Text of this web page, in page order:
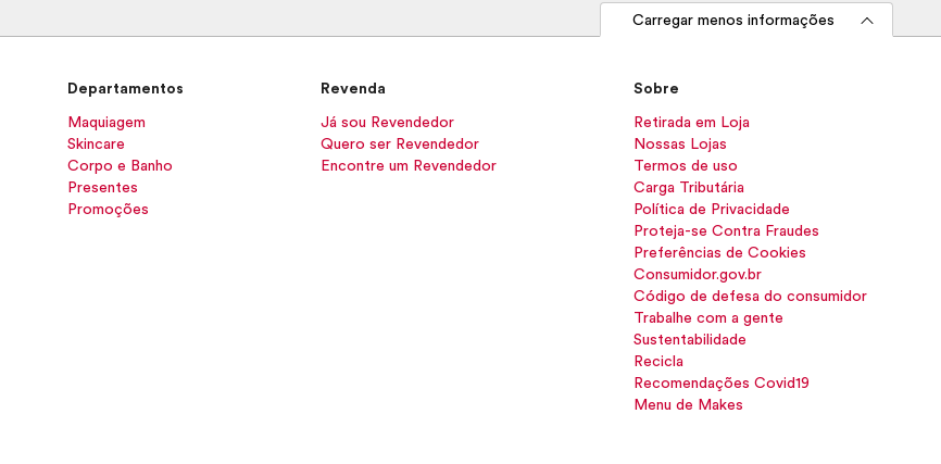
Carregar menos informações
Departamentos
Maquiagem
Skincare
Corpo e Banho
Presentes
Promoções
Revenda
Já sou Revendedor
Quero ser Revendedor
Encontre um Revendedor
Sobre
Retirada em Loja
Nossas Lojas
Termos de uso
Carga Tributária
Política de Privacidade
Proteja-se Contra Fraudes
Preferências de Cookies
Consumidor.gov.br
Código de defesa do consumidor
Trabalhe com a gente
Sustentabilidade
Recicla
Recomendações Covid19
Menu de Makes